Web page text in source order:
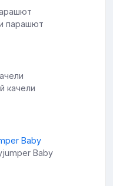
парашют
качели
Baby